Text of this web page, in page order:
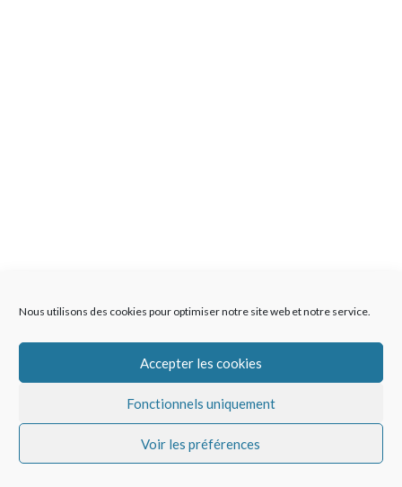
Nous utilisons des cookies pour optimiser notre site web et notre service.
Accepter les cookies
Fonctionnels uniquement
Voir les préférences